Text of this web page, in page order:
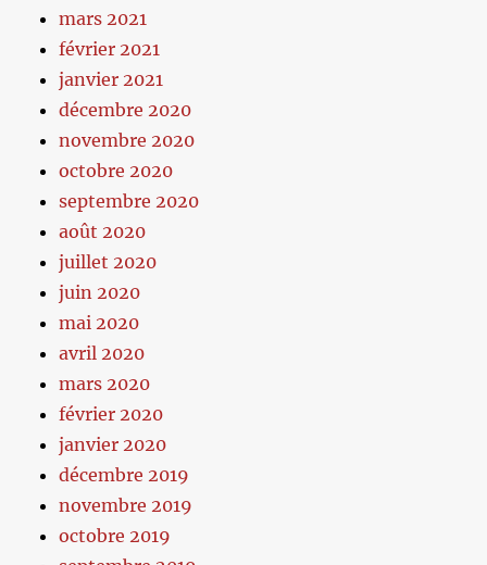
mars 2021
février 2021
janvier 2021
décembre 2020
novembre 2020
octobre 2020
septembre 2020
août 2020
juillet 2020
juin 2020
mai 2020
avril 2020
mars 2020
février 2020
janvier 2020
décembre 2019
novembre 2019
octobre 2019